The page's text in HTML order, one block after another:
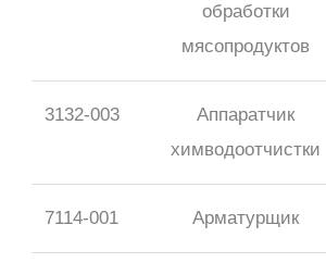
обработки
мясопродуктов
3132-003
Аппаратчик
химводоотчистки
7114-001 Арматурщик